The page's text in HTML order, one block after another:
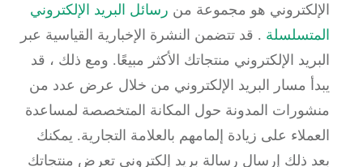
الإلكتروني هو مجموعة منرسائل البريد الإلكتروني
المتسلسلة.قد تتضمن النشرة الإخبارية القياسية عبر
البريد الإلكتروني منتجاتك الأكثر مبيعًا.ومع ذلك ، قد
يبدأ مسار البريد الإلكتروني من خلال عرض عدد من
منشورات المدونة حول المكانة المتخصصة لمساعدة
العملاء على زيادة إلمامهم بالعلامة التجارية. يمكنك
بعد ذلك إرسال رسالة بريد إلكتروني تعرض منتجاتك